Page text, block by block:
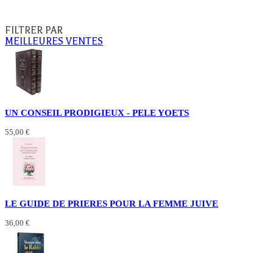
FILTRER PAR
MEILLEURES VENTES
UN CONSEIL PRODIGIEUX - PELE YOETS
55,00 €
LE GUIDE DE PRIERES POUR LA FEMME JUIVE
36,00 €